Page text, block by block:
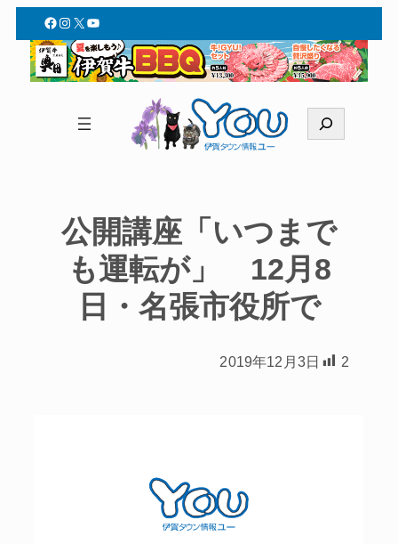
Facebook
Instagram
X YouTube
索
公開講座「いつまで
も運転が」 12月8
日・名張市役所で
2019年12月3日 2